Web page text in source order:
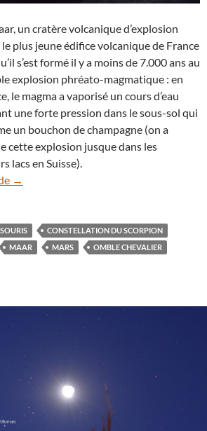
un cratère volcanique d’explosion
le plus jeune édifice volcanique de France
s’est formé il y a moins de 7.000 ans au
explosion phréato-magmatique : en
le magma a vaporisé un cours d’eau
une forte pression dans le sous-sol qui
un bouchon de champagne (on a
cette explosion jusque dans les
lacs en Suisse).
Auvergne (3) : Lune et planètes au-
→
CONSTELLATION DU SCORPION
MAAR MARS
OMBLE CHEVALIER